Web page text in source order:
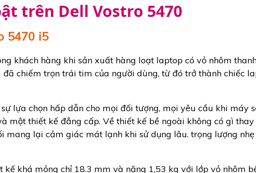
trên Dell Vostro 5470
5470 i5
khách hàng khi sản xuất hàng loạt laptop có vỏ nhôm
chiếm trọn trái tim của người dùng, từ đó trở thành chiếc
lựa chọn hấp dẫn cho mọi đối tượng, mọi yêu cầu khi máy
một thiết kế đẳng cấp. Về thiết kế bề ngoài không có gì
mang lại cảm giác mát lạnh khi sử dụng lâu. trọng lượng
kế khá mỏng chỉ 18.3 mm và nặng 1,53 kg với lớp vỏ nhôm